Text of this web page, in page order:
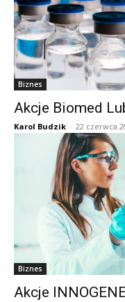
Biznes
Akcje Biomed
Karol Budzik - 22 czerwca
Biznes
Akcje